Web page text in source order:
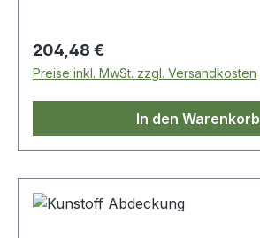
Regulärer Preis:
204,48 €
Preise inkl. MwSt. zzgl. Versandkosten
In den Warenkorb